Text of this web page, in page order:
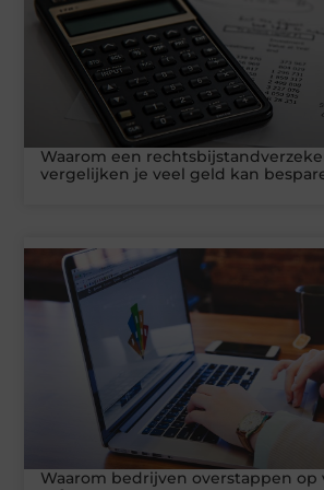
Waarom een
vergelijken je veel geld kan
Waarom bedrijven overstappen op